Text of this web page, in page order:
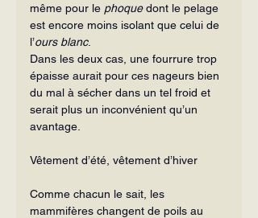
même pour le phoque dont le pelage
est encore moins isolant que celui de
l’ours blanc.
Dans les deux cas, une fourrure trop
épaisse aurait pour ces nageurs bien
du mal à sécher dans un tel froid et
serait plus un inconvénient qu’un
avantage.
Vêtement d’été, vêtement d’hiver
Comme chacun le sait, les
mammifères changent de poils au